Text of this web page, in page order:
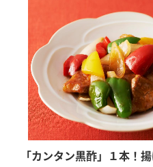
「カンタン黒酢」１本！